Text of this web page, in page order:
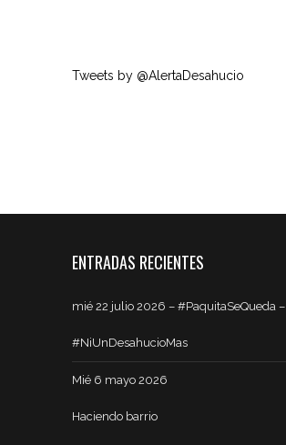
Tweets by @AlertaDesahucio
ENTRADAS RECIENTES
mié 22 julio 2026 – #PaquitaSeQueda –
#NiUnDesahucioMas
Mié 6 mayo 2026
Haciendo barrio